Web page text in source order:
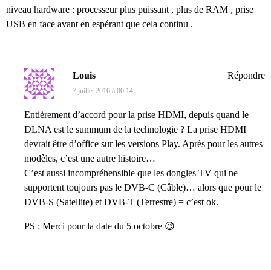
niveau hardware : processeur plus puissant , plus de RAM , prise
USB en face avant en espérant que cela continu .
Louis
7 juillet 2016 à 00:14
Entièrement d’accord pour la prise HDMI, depuis quand le
DLNA est le summum de la technologie ? La prise HDMI
devrait être d’office sur les versions Play. Après pour les autres
modèles, c’est une autre histoire…
C’est aussi incompréhensible que les dongles TV qui ne
supportent toujours pas le DVB-C (Câble)… alors que pour le
DVB-S (Satellite) et DVB-T (Terrestre) = c’est ok.
PS : Merci pour la date du 5 octobre 😉
Répondre